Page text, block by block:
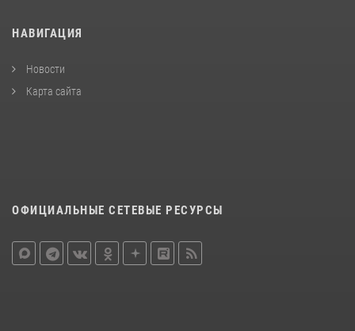
НАВИГАЦИЯ
Новости
Карта сайта
ОФИЦИАЛЬНЫЕ СЕТЕВЫЕ РЕСУРСЫ